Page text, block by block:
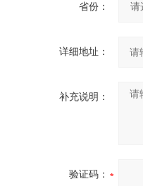
省份：
详细地址：
补充说明：
验证码：